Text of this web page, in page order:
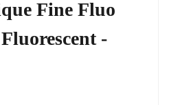
Fine Fluo
-